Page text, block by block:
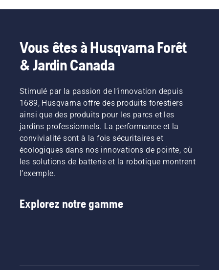
nous
sur le
achat.
Vous êtes à Husqvarna Forêt
& Jardin Canada
Stimulé par la passion de l’innovation depuis
1689, Husqvarna offre des produits forestiers
ainsi que des produits pour les parcs et les
jardins professionnels. La performance et la
convivialité sont à la fois sécuritaires et
écologiques dans nos innovations de pointe, où
les solutions de batterie et la robotique montrent
l’exemple.
Explorez notre gamme